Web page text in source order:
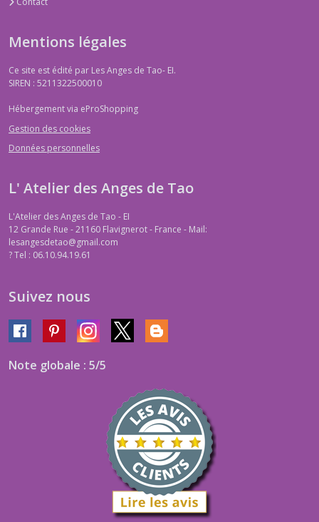
Mentions légales
Ce site est édité par Les Anges de Tao- EI.
SIREN : 5211322500010
Hébergement via eProShopping
Gestion des cookies
Données personnelles
L' Atelier des Anges de Tao
L'Atelier des Anges de Tao - EI
12 Grande Rue - 21160 Flavignerot - France - Mail:
lesangesdetao@gmail.com
?Tel : 06.10.94.19.61
Suivez nous
Note globale : 5/5